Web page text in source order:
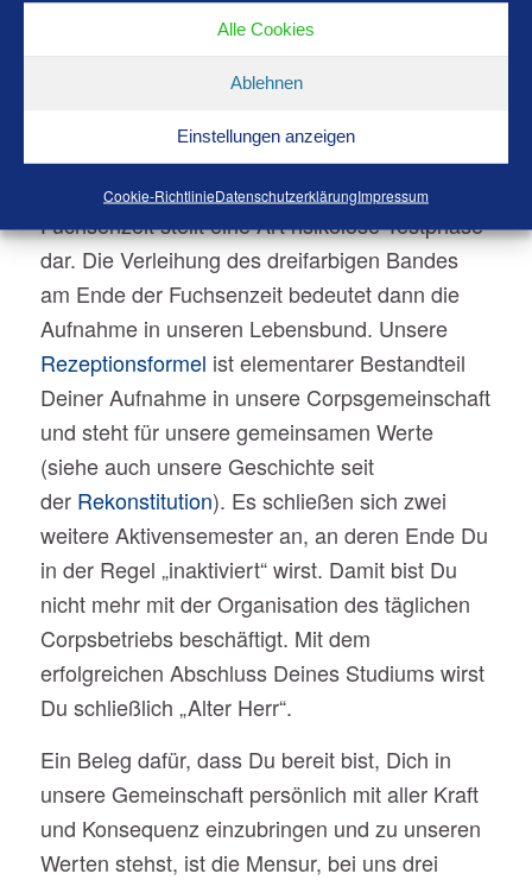
Alle Cookies
Ablehnen
Einstellungen anzeigen
Cookie-RichtlinieDatenschutzerklärungImpressum
und Freundschaft stark genug sind. Am Ende
dieser Zeit solltest Du Dir sicher sein, zu uns
gehören zu wollen. Umgekehrt wollen wir als
passt. Sich in dieser Zeit anders zu
entscheiden, ist vollkommen in Ordnung – die
Fuchsenzeit stellt eine Art risikolose Testphase
dar. Die Verleihung des dreifarbigen Bandes
am Ende der Fuchsenzeit bedeutet dann die
Aufnahme in unseren Lebensbund. Unsere
Rezeptionsformel ist elementarer Bestandteil
Deiner Aufnahme in unsere Corpsgemeinschaft
und steht für unsere gemeinsamen Werte
(siehe auch unsere Geschichte seit
der Rekonstitution). Es schließen sich zwei
weitere Aktivensemester an, an deren Ende Du
in der Regel „inaktiviert“ wirst. Damit bist Du
nicht mehr mit der Organisation des täglichen
Corpsbetriebs beschäftigt. Mit dem
erfolgreichen Abschluss Deines Studiums wirst
Du schließlich „Alter Herr“.
Ein Beleg dafür, dass Du bereit bist, Dich in
unsere Gemeinschaft persönlich mit aller Kraft
und Konsequenz einzubringen und zu unseren
Werten stehst, ist die Mensur, bei uns drei